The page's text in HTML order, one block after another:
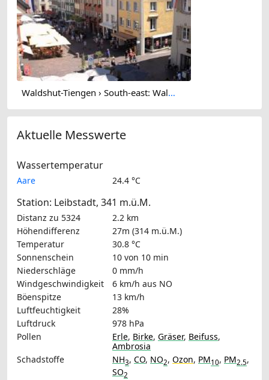
Waldshut-Tiengen › South-east: Waldshut Altstadt - Kaiserstraße
Aktuelle Messwerte
Wassertemperatur
Aare 24.4 °C
Station: Leibstadt, 341 m.ü.M.
Distanz zu 5324
2.2 km
Höhendifferenz
27m (314 m.ü.M.)
Temperatur
30.8 °C
Sonnenschein
10 von 10 min
Niederschläge
0 mm/h
Windgeschwindigkeit
6 km/h aus NO
Böenspitze
13 km/h
Luftfeuchtigkeit
28%
Luftdruck
978 hPa
Pollen
Erle, Birke, Gräser, Beifuss,
Ambrosia
Schadstoffe
NH3, CO, NO2, Ozon, PM10, PM2.5,
SO2